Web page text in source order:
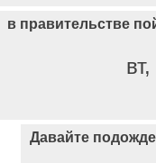
в правительстве
Давайте